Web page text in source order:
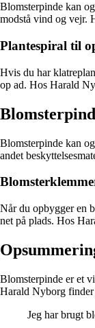
Blomsterpinde kan
modstå vind og vejr.
Plantespiral til
Hvis du har
op ad. Hos Harald
Blomsterpinde kan
andet
Når du opbygger en
net på plads. Hos
Blomsterpinde er et
Harald Nyborg finder
Jeg har brugt